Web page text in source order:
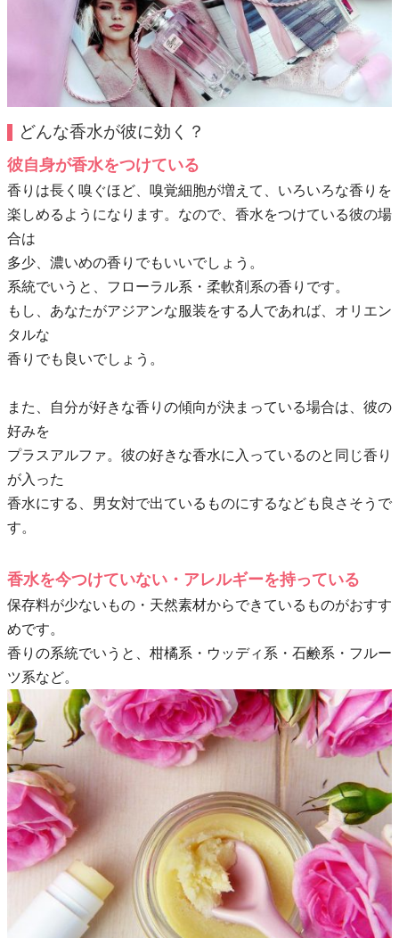
どんな香水が彼に効く？
彼自身が香水をつけている
香りは長く嗅ぐほど、嗅覚細胞が増えて、いろいろな香りを
楽しめるようになります。なので、香水をつけている彼の場
合は
多少、濃いめの香りでもいいでしょう。
系統でいうと、フローラル系・柔軟剤系の香りです。
もし、あなたがアジアンな服装をする人であれば、オリエン
タルな
香りでも良いでしょう。
また、自分が好きな香りの傾向が決まっている場合は、彼の
好みを
プラスアルファ。彼の好きな香水に入っているのと同じ香り
が入った
香水にする、男女対で出ているものにするなども良さそうで
す。
香水を今つけていない・アレルギーを持っている
保存料が少ないもの・天然素材からできているものがおすす
めです。
香りの系統でいうと、柑橘系・ウッディ系・石鹸系・フルー
ツ系など。